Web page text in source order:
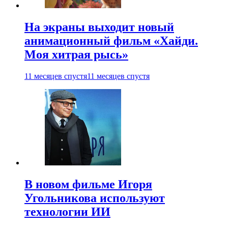
На экраны выходит новый
анимационный фильм «Хайди.
Моя хитрая рысь»
11 месяцев спустя11 месяцев спустя
В новом фильме Игоря
Угольникова используют
технологии ИИ